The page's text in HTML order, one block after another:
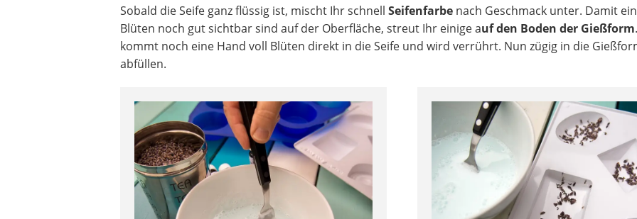
Sobald die Seife ganz flüssig ist, mischt Ihr schnellSeifenfarbe nach Geschmack unter. Damit
Blüten noch gut sichtbar sind auf der Oberfläche, streut Ihr einige auf den Boden der Gießform
kommt noch eine Hand voll Blüten direkt in die Seife und wird verrührt. Nun zügig in die
abfüllen.